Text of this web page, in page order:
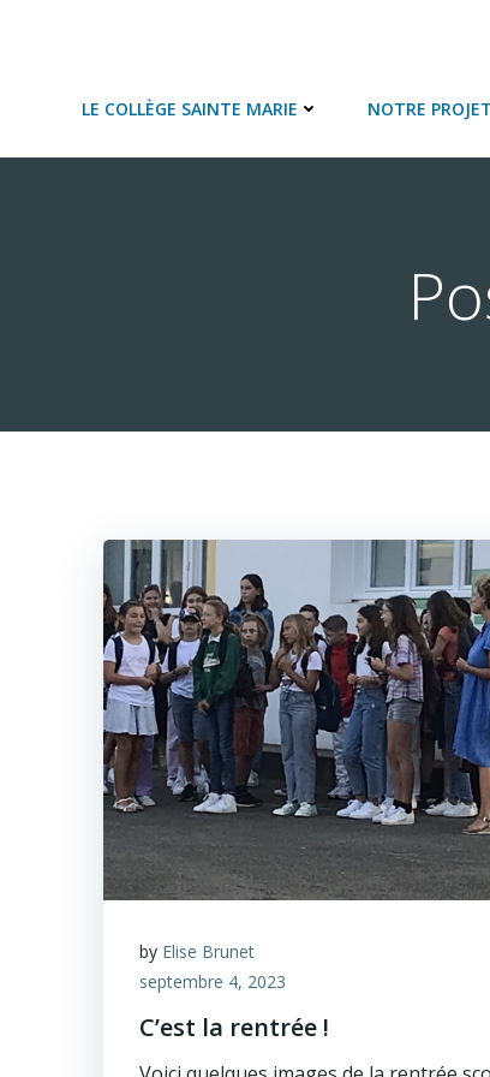
LE COLLÈGE SAINTE MARIE NOTRE
by Elise Brunet
septembre 4, 2023
C’est la rentrée !